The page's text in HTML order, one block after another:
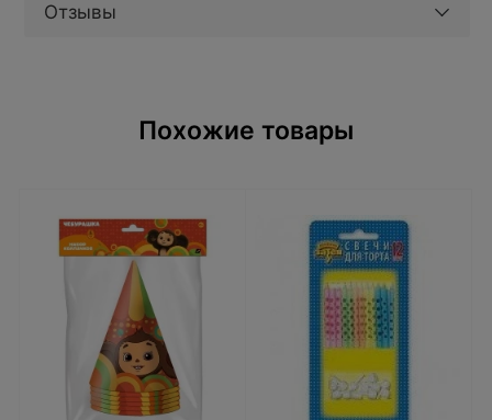
Отзывы
Похожие товары